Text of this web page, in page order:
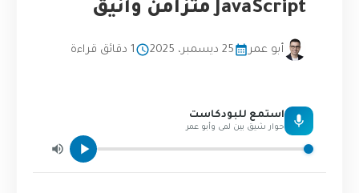
JavaScript متزامن وأنيق
أبو عمر 25 ديسمبر، 2025 1 دقائق قراءة
استمع للبودكاست
حوار شيق بين لمى وأبو عمر